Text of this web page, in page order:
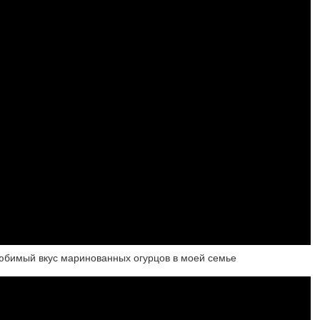
вкус маринованных огурцов в моей семье